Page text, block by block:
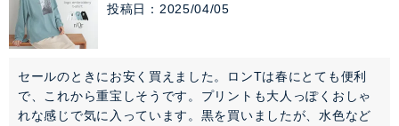
投稿日 2025/04/05
セールのときにお安く買えました。ロンTは春にとても便利
で、これから重宝しそうです。プリントも大人っぽくおしゃ
れな感じで気に入っています。黒を買いましたが、水色など